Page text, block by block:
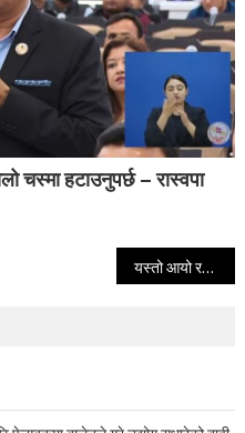
चस्मा हटाउनुपर्छ – रास्वपा
यस्तो आयो रवि लामिछानेको राजनीतिक प्रतिवेदन (हेर्नुहोस् पूर्णपाठसहित)